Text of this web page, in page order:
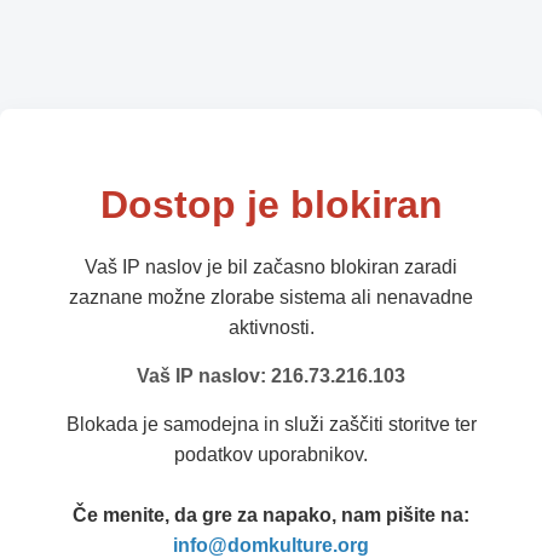
Dostop je blokiran
Vaš IP naslov je bil začasno blokiran zaradi
zaznane možne zlorabe sistema ali nenavadne
aktivnosti.
Vaš IP naslov: 216.73.216.103
Blokada je samodejna in služi zaščiti storitve ter
podatkov uporabnikov.
Če menite, da gre za napako, nam pišite na:
info@domkulture.org